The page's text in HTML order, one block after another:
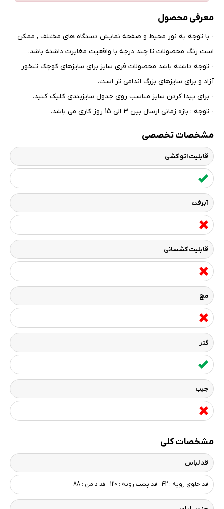
معرفی محصول
- با توجه به نور محیط و صفحه نمایش دستگاه های مختلف , ممکن
است رنگ محصولات تا چند درجه با واقعیت مغایرت داشته باشد.
- توجه داشته باشد محصولات فری سایز برای سایزهای کوچک تنخور
آزاد و برای سایزهای بزرگ اندامی تر است.
- برای پیدا کردن سایز مناسب روی جدول سایزبندی کلیک کنید.
- توجه : بازه زمانی ارسال بین 3 الی 15 روز کاری می باشد.
مشخصات تخصصی
قابلیت اتو کشی
آبرفت
قابلیت کشسانی
مچ
گتر
جیب
مشخصات کلی
قد لباس
قد جلوی رویه : 42 - قد پشت رویه : 120 - قد دامن : 88